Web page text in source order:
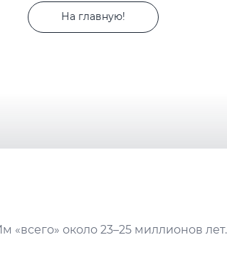
На главную!
около 23–25 миллионов